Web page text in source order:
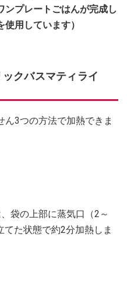
ンプレートごはんが完成し
用しています）
クバスマティライ
3つの方法で加熱できま
袋の上部に蒸気口（2～
た状態で約2分加熱しま